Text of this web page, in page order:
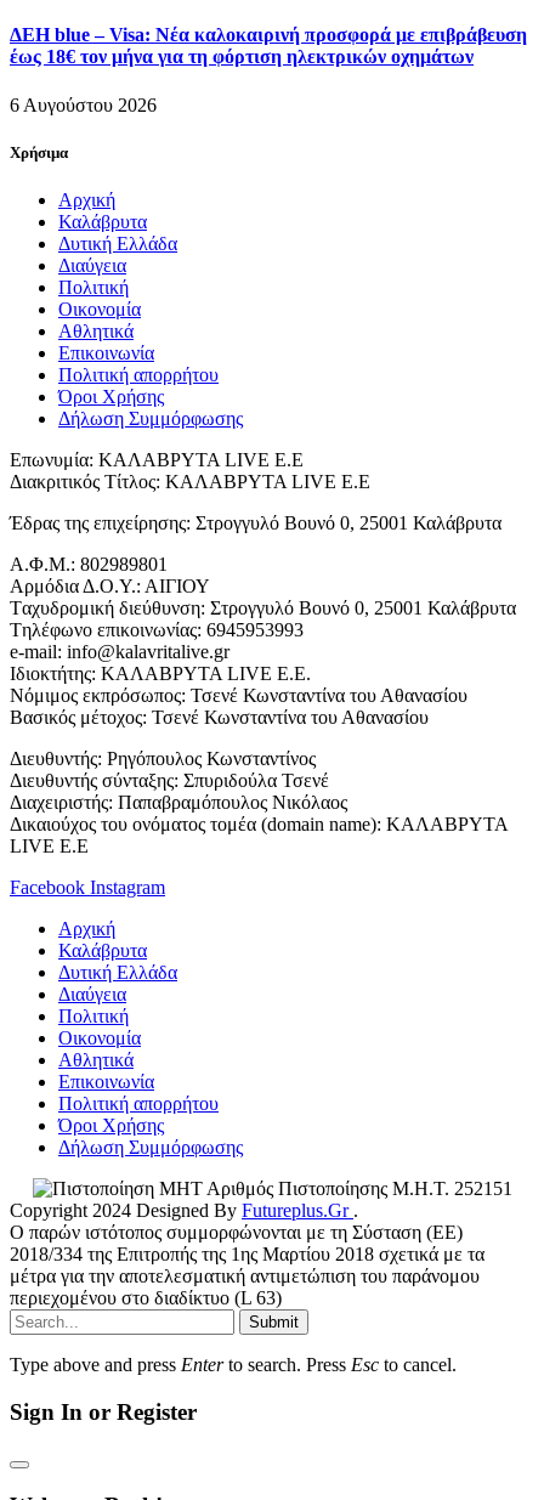
ΔΕΗ blue – Visa: Νέα καλοκαιρινή προσφορά με επιβράβευση
έως 18€ τον μήνα για τη φόρτιση ηλεκτρικών οχημάτων
6 Αυγούστου 2026
Χρήσιμα
Αρχική
Καλάβρυτα
Δυτική Ελλάδα
Διαύγεια
Πολιτική
Οικονομία
Αθλητικά
Επικοινωνία
Πολιτική απορρήτου
Όροι Χρήσης
Δήλωση Συμμόρφωσης
Επωνυμία: ΚΑΛΑΒΡΥΤΑ LIVE Ε.Ε
Διακριτικός Τίτλος: ΚΑΛΑΒΡΥΤΑ LIVE E.E
Έδρας της επιχείρησης: Στρογγυλό Βουνό 0, 25001 Καλάβρυτα
Α.Φ.Μ.: 802989801
Αρμόδια Δ.Ο.Υ.: ΑΙΓΙΟΥ
Tαχυδρομική διεύθυνση: Στρογγυλό Βουνό 0, 25001 Καλάβρυτα
Tηλέφωνο επικοινωνίας: 6945953993
e-mail: info@kalavritalive.gr
Iδιοκτήτης: ΚΑΛΑΒΡΥΤΑ LIVE E.E.
Νόμιμος εκπρόσωπος: Τσενέ Κωνσταντίνα του Αθανασίου
Βασικός μέτοχος: Τσενέ Κωνσταντίνα του Αθανασίου
Διευθυντής: Ρηγόπουλος Κωνσταντίνος
Διευθυντής σύνταξης: Σπυριδούλα Τσενέ
Διαχειριστής: Παπαβραμόπουλος Νικόλαος
Δικαιούχος του ονόματος τομέα (domain name): ΚΑΛΑΒΡΥΤΑ
LIVE E.E
Facebook Instagram
Αρχική
Καλάβρυτα
Δυτική Ελλάδα
Διαύγεια
Πολιτική
Οικονομία
Αθλητικά
Επικοινωνία
Πολιτική απορρήτου
Όροι Χρήσης
Δήλωση Συμμόρφωσης
Αριθμός Πιστοποίησης Μ.Η.Τ. 252151
Copyright 2024 Designed By Futureplus.Gr .
Ο παρών ιστότοπος συμμορφώνονται με τη Σύσταση (ΕΕ)
2018/334 της Επιτροπής της 1ης Μαρτίου 2018 σχετικά με τα
μέτρα για την αποτελεσματική αντιμετώπιση του παράνομου
περιεχομένου στο διαδίκτυο (L 63)
Submit
Type above and press Enterto search. Press Esc to cancel.
Sign In or Register